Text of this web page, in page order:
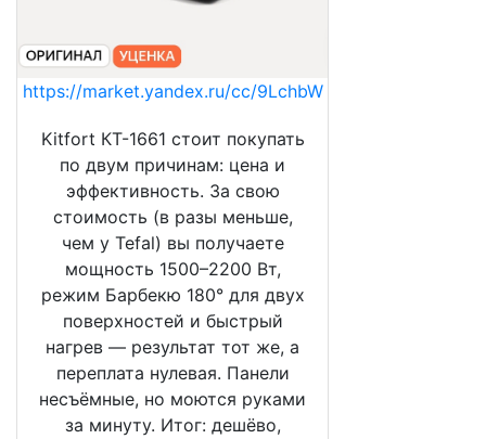
https://market.yandex.ru/cc/9LchbW
Kitfort КТ-1661 стоит покупать
по двум причинам: цена и
эффективность. За свою
стоимость (в разы меньше,
чем у Tefal) вы получаете
мощность 1500–2200 Вт,
режим Барбекю 180° для двух
поверхностей и быстрый
нагрев — результат тот же, а
переплата нулевая. Панели
несъёмные, но моются руками
за минуту. Итог: дешёво,